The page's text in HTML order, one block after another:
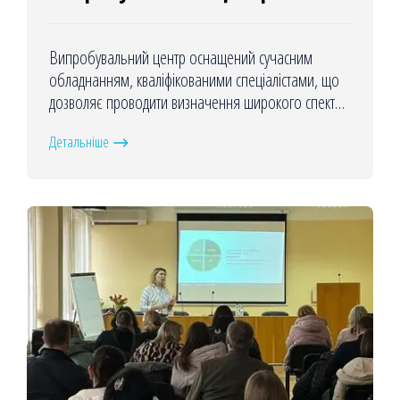
Випробувальний центр оснащений сучасним
обладнанням, кваліфікованими спеціалістами, що
дозволяє проводити визначення широкого спектру
Детальніше